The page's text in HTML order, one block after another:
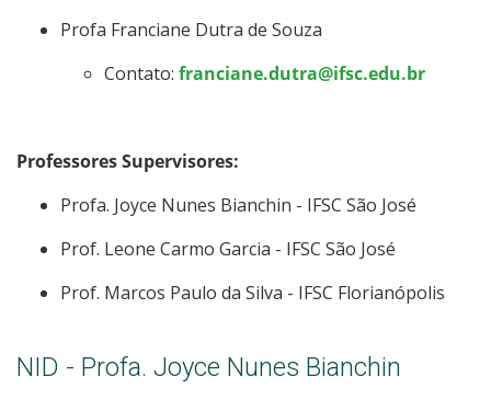
Profa Franciane Dutra de Souza
Contato: franciane.dutra@ifsc.edu.br
Professores Supervisores:
Profa. Joyce Nunes Bianchin - IFSC São José
Prof. Leone Carmo Garcia - IFSC São José
Prof. Marcos Paulo da Silva - IFSC Florianópolis
NID - Profa. Joyce Nunes Bianchin